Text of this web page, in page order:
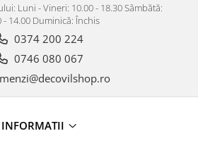
Luni - Vineri: 10.00 - 18.30 Sâmbătă:
- 14.00 Duminică: Închis
0374 200 224
0746 080 067
INFORMATII